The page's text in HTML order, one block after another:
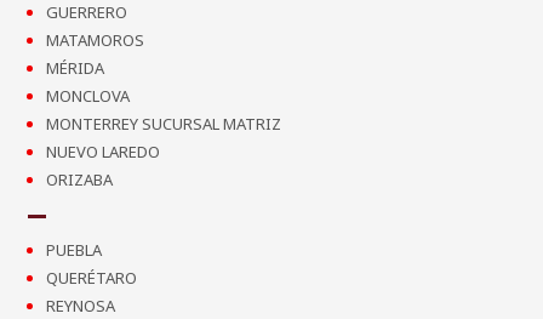
GUERRERO
MATAMOROS
MÉRIDA
MONCLOVA
MONTERREY SUCURSAL MATRIZ
NUEVO LAREDO
ORIZABA
PUEBLA
QUERÉTARO
REYNOSA